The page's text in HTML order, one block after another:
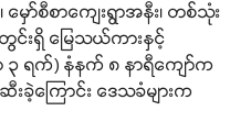
ော်စီစာကျေးရွာအနီး၊ တစ်သုံး
င်းရှိ မြေသယ်ကားနှင့်
၃ ရက်) နံနက် ၈ နာရီကျော်က
ခဲ့ကြောင်း ဒေသခံများက